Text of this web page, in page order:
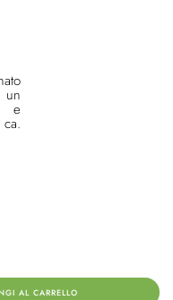
un
e
AL CARRELLO